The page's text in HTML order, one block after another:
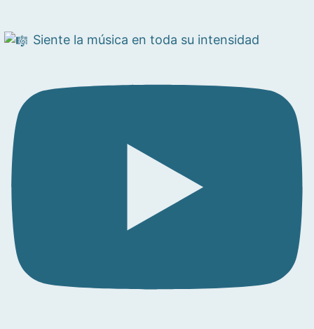
Siente la música en toda su intensidad